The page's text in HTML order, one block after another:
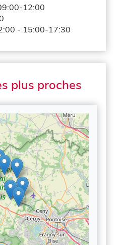
12:00
- 15:00-17:30
plus proches